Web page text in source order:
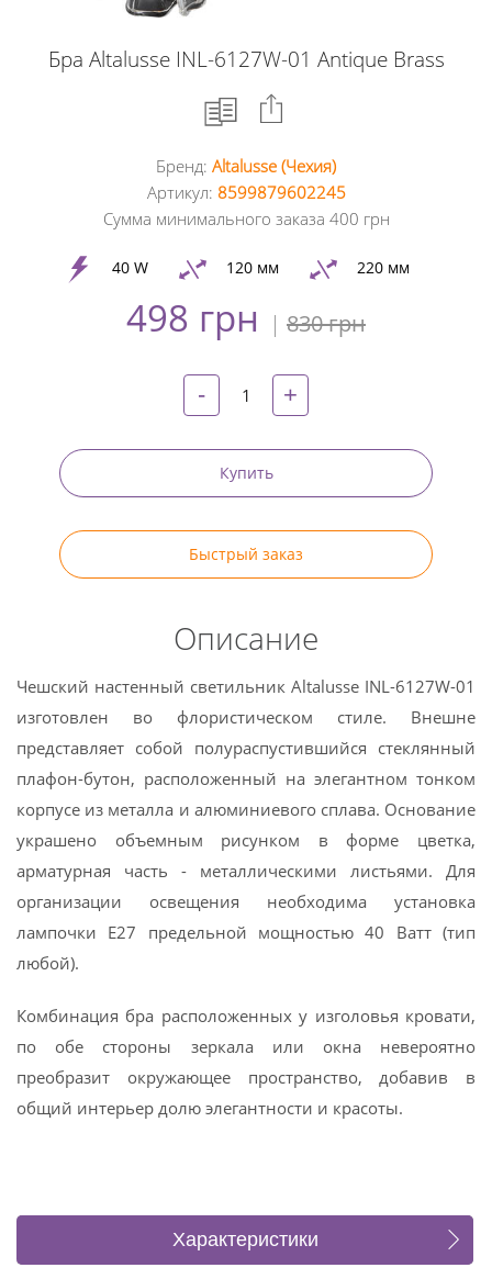
Бра Altalusse INL-6127W-01 Antique Brass
Facebook
+
Twitter
Pinterest
Бренд: Altalusse (Чехия)
Артикул: 8599879602245
Сумма минимального заказа 400 грн
40 W 120 мм 220 мм
498 грн | 830 грн
- +
Купить
Быстрый заказ
Описание
Чешский настенный светильник Altalusse INL-6127W-01
изготовлен во флористическом стиле. Внешне
представляет собой полураспустившийся стеклянный
плафон-бутон, расположенный на элегантном тонком
корпусе из металла и алюминиевого сплава. Основание
украшено объемным рисунком в форме цветка,
арматурная часть - металлическими листьями. Для
организации освещения необходима установка
лампочки E27 предельной мощностью 40 Ватт (тип
любой).
Комбинация бра расположенных у изголовья кровати,
по обе стороны зеркала или окна невероятно
преобразит окружающее пространство, добавив в
общий интерьер долю элегантности и красоты.
Характеристики
Отзывы